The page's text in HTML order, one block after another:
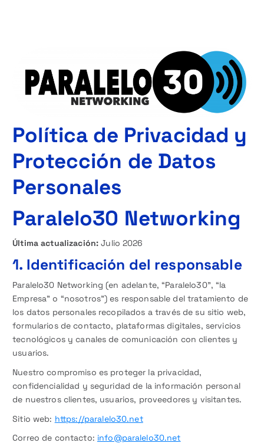
Política de Privacidad y
Protección de Datos
Personales
Paralelo30 Networking
Última actualización: Julio 2026
1. Identificación del responsable
Paralelo30 Networking (en adelante, “Paralelo30”, “la
Empresa” o “nosotros”) es responsable del tratamiento de
los datos personales recopilados a través de su sitio web,
formularios de contacto, plataformas digitales, servicios
tecnológicos y canales de comunicación con clientes y
usuarios.
Nuestro compromiso es proteger la privacidad,
confidencialidad y seguridad de la información personal
de nuestros clientes, usuarios, proveedores y visitantes.
Sitio web: https://paralelo30.net
Correo de contacto: info@paralelo30.net